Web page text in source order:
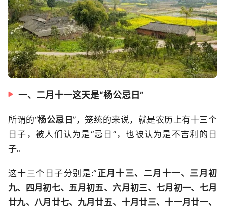
一、二月十一这天是“杨公忌日”
所谓的“杨公忌日”，笼统的来说，就是农历上有十三个
日子，被人们认为是“忌日”，也被认为是不吉利的日
子。
这十三个日子分别是:“正月十三、二月十一、三月初
九、四月初七、五月初五、六月初三、七月初一、七月
廿九、八月廿七、九月廿五、十月廿三、十一月廿一、